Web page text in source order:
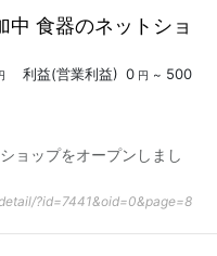
中 食器のネットショ
利益(営業利益) 0 円 ~ 500
ョップをオープンしまし
?id=7441&oid=0&page=8